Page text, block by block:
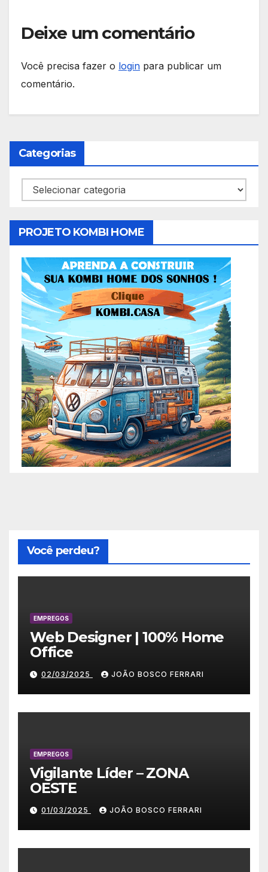
Deixe um comentário
Você precisa fazer o login para publicar um
comentário.
Categorias
Categorias
PROJETO KOMBI HOME
Você perdeu?
EMPREGOS
Web Designer | 100% Home
Office
02/03/2025 JOÃO BOSCO FERRARI
EMPREGOS
Vigilante Líder – ZONA
OESTE
01/03/2025 JOÃO BOSCO FERRARI